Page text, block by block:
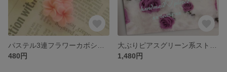
480円
1,480円